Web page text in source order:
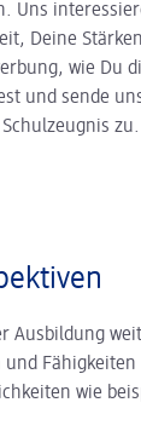
Uns
Deine
wie Du
und sende
zu.
Ausbildung
und
wie